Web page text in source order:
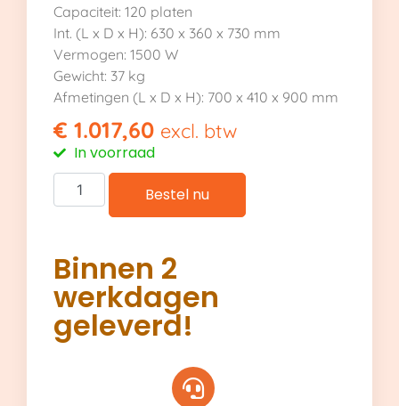
Capaciteit: 120 platen
Int. (L x D x H): 630 x 360 x 730 mm
Vermogen: 1500 W
Gewicht: 37 kg
Afmetingen (L x D x H): 700 x 410 x 900 mm
€ 1.017,60 excl. btw
In voorraad
Bestel nu
Binnen 2
werkdagen
geleverd!